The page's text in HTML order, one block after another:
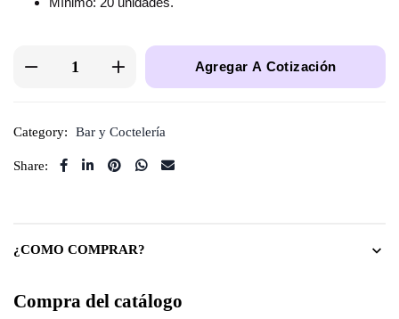
Agregar A Cotización
Category: Bar y Coctelería
Share:
¿COMO COMPRAR?
Compra del catálogo